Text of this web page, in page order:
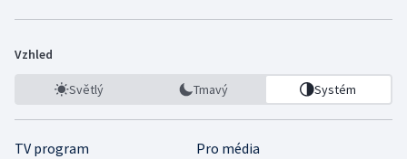
Vzhled
Světlý Tmavý Systém
TV program
Pro média